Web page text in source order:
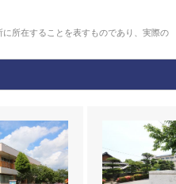
所在することを表すものであり、実際の